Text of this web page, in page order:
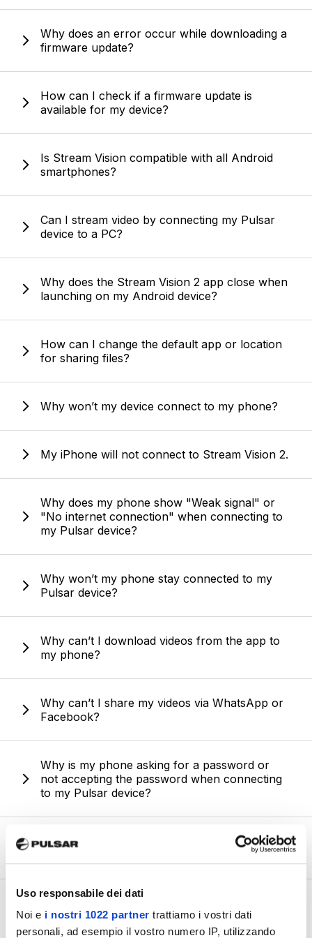
Uso responsabile dei dati
Noi e i nostri 1022 partner trattiamo i vostri dati
personali, ad esempio il vostro numero IP, utilizzando
Why does an error occur while downloading a
firmware update?
How can I check if a firmware update is
available for my device?
Is Stream Vision compatible with all Android
smartphones?
Can I stream video by connecting my Pulsar
device to a PC?
Why does the Stream Vision 2 app close when
launching on my Android device?
How can I change the default app or location
for sharing files?
Why won’t my device connect to my phone?
My iPhone will not connect to Stream Vision 2.
Why does my phone show "Weak signal" or
"No internet connection" when connecting to
my Pulsar device?
Why won’t my phone stay connected to my
Pulsar device?
Why can’t I download videos from the app to
my phone?
Why can’t I share my videos via WhatsApp or
Facebook?
Why is my phone asking for a password or
not accepting the password when connecting
to my Pulsar device?
Can I share multiple files simultaneously from
How can I change the default app for sharing
files?